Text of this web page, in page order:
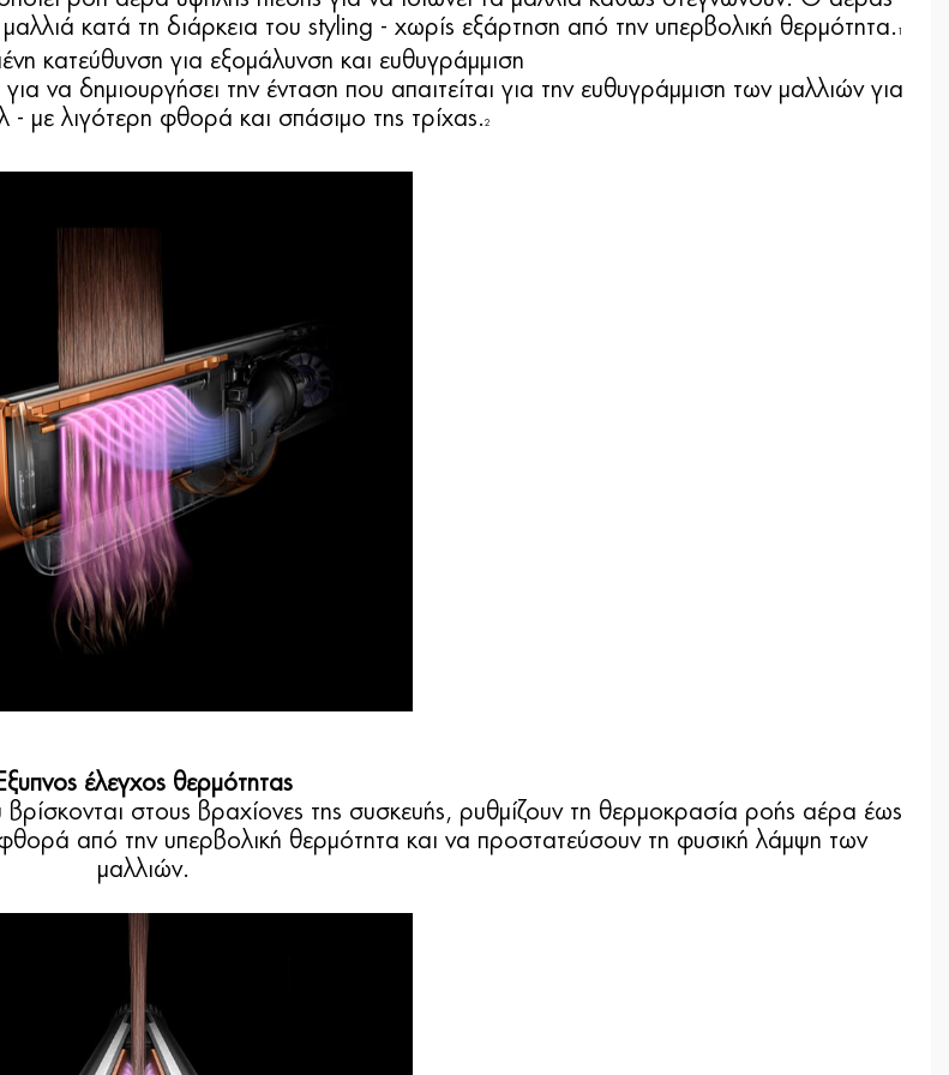
κατά τη διάρκεια του styling - χωρίς εξάρτηση από την υπερβολική θερμότητα.
κατεύθυνση για εξομάλυνση και ευθυγράμμιση
δημιουργήσει την ένταση που απαιτείται για την ευθυγράμμιση των μαλλιών για
- με λιγότερη φθορά και σπάσιμο της τρίχας. 2
έλεγχος θερμότητας
στους βραχίονες της συσκευής, ρυθμίζουν τη θερμοκρασία ροής αέρα έως
από την υπερβολική θερμότητα και να προστατεύσουν τη φυσική λάμψη των
μαλλιών.